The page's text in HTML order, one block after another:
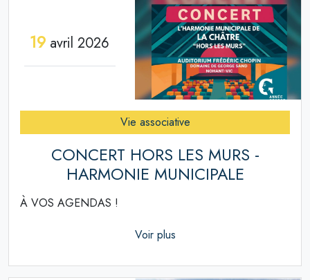
19 avril 2026
Vie associative
CONCERT HORS LES MURS -
HARMONIE MUNICIPALE
À VOS AGENDAS !
Voir plus